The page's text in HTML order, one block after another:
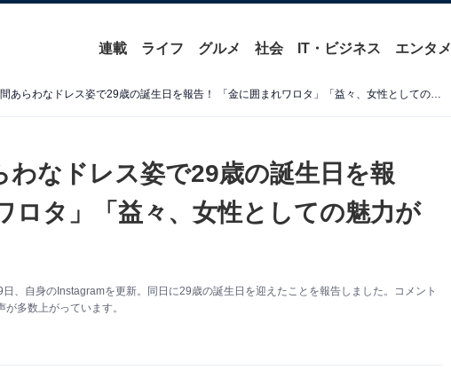
連載 ライフ グルメ 社会 IT・ビジネス エンタメ
てんちむ、谷間あらわなドレス姿で29歳の誕生日を報告！ 「金に囲まれワロタ」「益々、女性としての魅力が増して」
わなドレス姿で29歳の誕生日を報
ロタ」「益々、女性としての魅力が
、自身のInstagramを更新。同日に29歳の誕生日を迎えたことを報告しました。コメント
多数上がっています。